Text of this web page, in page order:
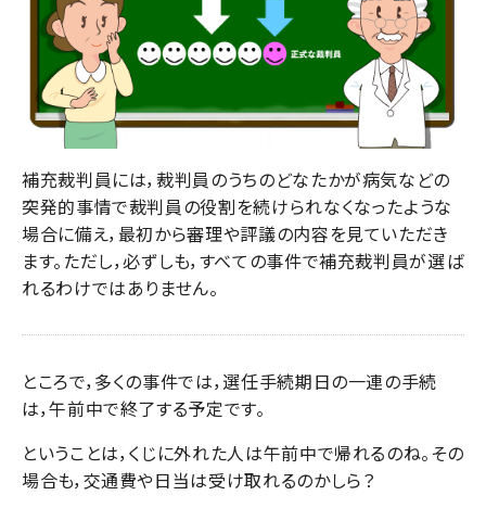
補充裁判員には，裁判員のうちのどなたかが病気などの
突発的事情で裁判員の役割を続けられなくなったような
場合に備え，最初から審理や評議の内容を見ていただき
ます。ただし，必ずしも，すべての事件で補充裁判員が選ば
れるわけではありません。
ところで，多くの事件では，選任手続期日の一連の手続
は，午前中で終了する予定です。
ということは，くじに外れた人は午前中で帰れるのね。その
場合も，交通費や日当は受け取れるのかしら？